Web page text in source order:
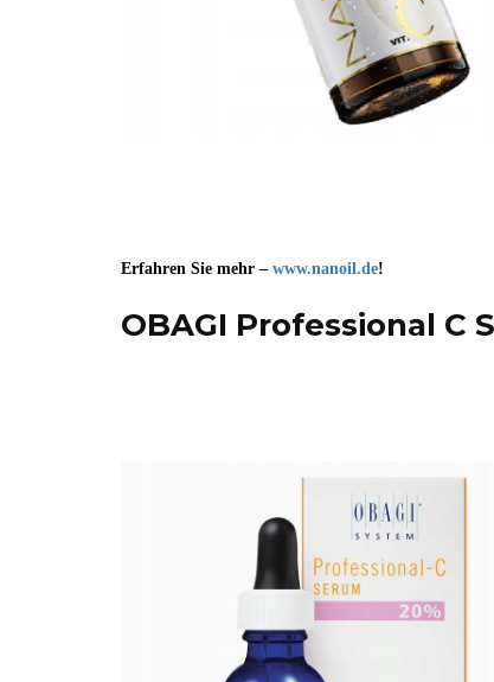
Erfahren Sie mehr – www.nanoil.de!
OBAGI Professional C